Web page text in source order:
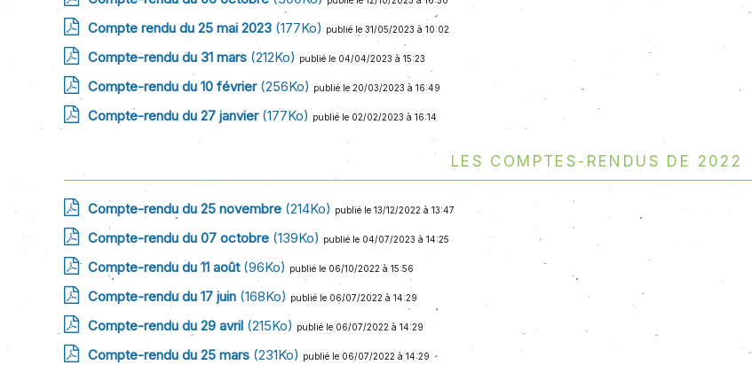
Compte rendu du 25 mai 2023 (177Ko) publié le 31/05/2023 à 10:02
Compte-rendu du 31 mars (212Ko) publié le 04/04/2023 à 15:23
Compte-rendu du 10 février(256Ko) publié le 20/03/2023 à 16:49
Compte-rendu du 27 janvier (177Ko) publié le 02/02/2023 à 16:14
Les comptes-rendus de 2022
Compte-rendu du 25 novembre (214Ko) publié le 13/12/2022 à 13:47
Compte-rendu du 07 octobre (139Ko) publié le 04/07/2023 à 14:25
Compte-rendu du 11 août(96Ko) publié le 06/10/2022 à 15:56
Compte-rendu du 17 juin (168Ko) publié le 06/07/2022 à 14:29
Compte-rendu du 29 avril (215Ko) publié le 06/07/2022 à 14:29
Compte-rendu du 25 mars (231Ko) publié le 06/07/2022 à 14:29